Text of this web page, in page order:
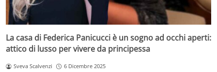
La casa di Federica Panicucci è un sogno ad occhi aperti:
attico di lusso per vivere da principessa
Sveva Scalvenzi 6 Dicembre 2025